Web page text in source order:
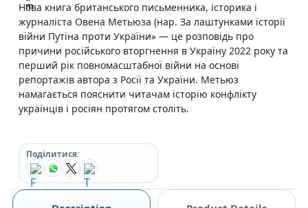
Нова книга британського письменника, історика і
журналіста Овена Метьюза (нар. За лаштунками історії
війни Путіна проти України» — це розповідь про
причини російського вторгнення в Україну 2022 року та
перший рік повномасштабної війни на основі
репортажів автора з Росії та України. Метьюз
намагається пояснити читачам історію конфлікту
українців і росіян протягом століть.
Поділитися: